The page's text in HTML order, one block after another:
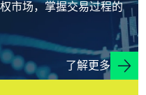
市场，掌握交易过程的
了解更多